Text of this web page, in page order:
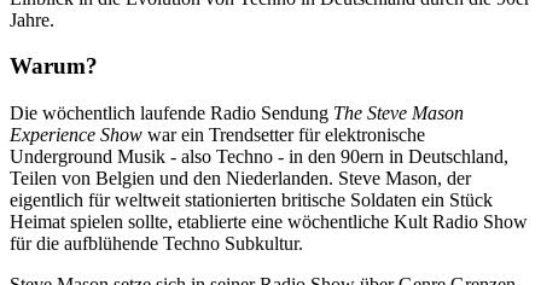
Jahre.
Warum?
Die wöchentlich laufende Radio Sendung The Steve Mason
Experience Show war ein Trendsetter für elektronische
Underground Musik - also Techno - in den 90ern in Deutschland,
Teilen von Belgien und den Niederlanden. Steve Mason, der
eigentlich für weltweit stationierten britische Soldaten ein Stück
Heimat spielen sollte, etablierte eine wöchentliche Kult Radio Show
für die aufblühende Techno Subkultur.